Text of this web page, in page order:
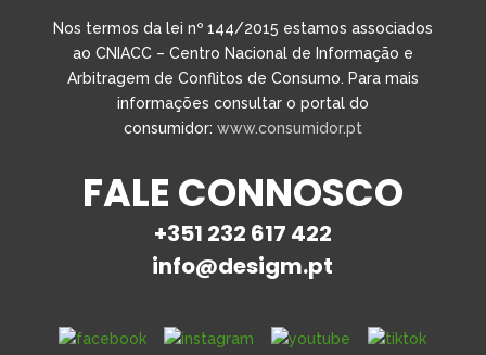
Nos termos da lei nº 144/2015 estamos associados
ao CNIACC – Centro Nacional de Informação e
Arbitragem de Conflitos de Consumo. Para mais
informações consultar o portal do
consumidor: www.consumidor.pt
FALE CONNOSCO
+351 232 617 422
info@desigm.pt